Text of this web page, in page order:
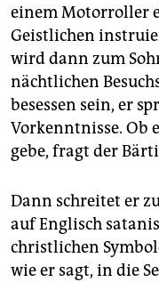
epaper login
einem Motorroller
Geistlichen
wird dann zum
nächtlichen
besessen sein, er
Vorkenntnisse. Ob
gebe, fragt der
Dann schreitet er
auf Englisch
christlichen
wie er sagt, in die